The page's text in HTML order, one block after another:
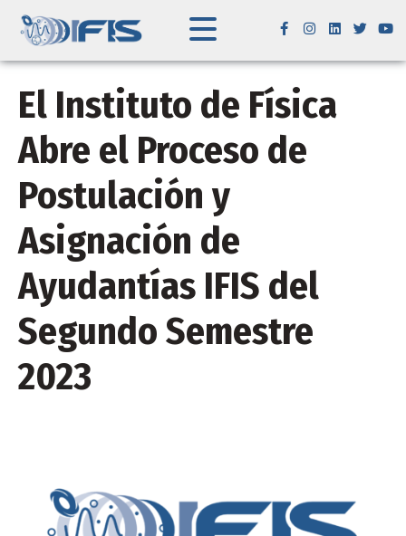
El Instituto de Física
Abre el Proceso de
Postulación y
Asignación de
Ayudantías IFIS del
Segundo Semestre
2023